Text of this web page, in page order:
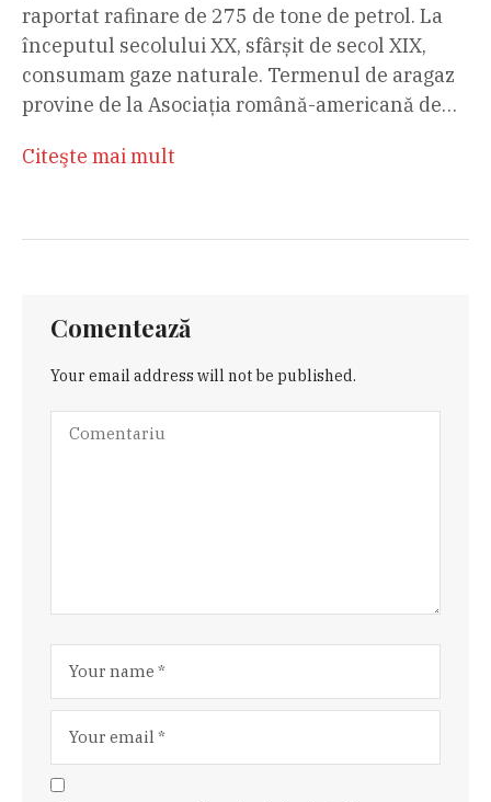
raportat rafinare de 275 de tone de petrol. La
începutul secolului XX, sfârșit de secol XIX,
consumam gaze naturale. Termenul de aragaz
provine de la Asociația română-americană de…
Citeşte mai mult
Comentează
Your email address will not be published.